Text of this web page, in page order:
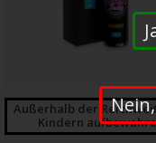
Außerhalb der
Kindern